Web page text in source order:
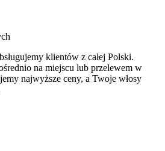
klientów z całej Polski.
na miejscu lub przelewem w
najwyższe ceny, a Twoje włosy